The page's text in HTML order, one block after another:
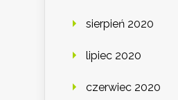
sierpień 2020
lipiec 2020
czerwiec 2020